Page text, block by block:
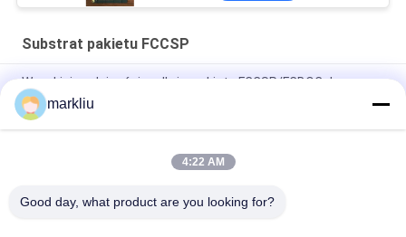
Substrat pakietu FCCSP
Wysokiej wydajności podłoże pakietu FCCSP/FCBOC do
pamięci DRAM i SRAM/LPDDR na PC/serwery
półprzewodnik FCCSP Pakiet Produkcja podłoża
0,3 mm FCCSP Opakowanie Substrat 4L Rodzaje
markliu
4:22 AM
Good day, what product are you looking for?